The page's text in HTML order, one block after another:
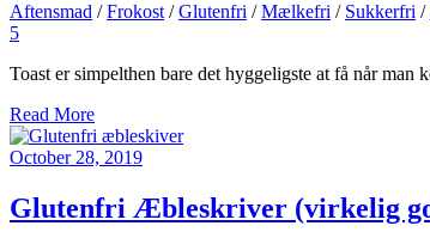
Aftensmad /Frokost /Glutenfri /Mælkefri / Sukkerfri /
5
Toast er simpelthen bare det hyggeligste at få når
Read More
October 28, 2019
Glutenfri Æbleskriver (virkelig